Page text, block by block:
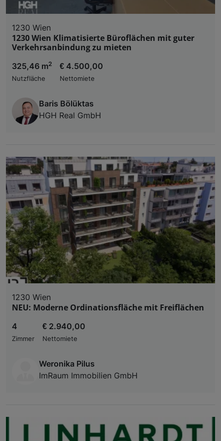
1230 Wien
1230 Wien Klimatisierte Büroflächen mit guter
Verkehrsanbindung zu mieten
325,46 m2
Nutzfläche
€ 4.500,00
Nettomiete
Baris Bölüktas
HGH Real GmbH
1230 Wien
NEU: Moderne Ordinationsfläche mit Freiflächen
4
Zimmer
€ 2.940,00
Nettomiete
Weronika Pilus
ImRaum Immobilien GmbH